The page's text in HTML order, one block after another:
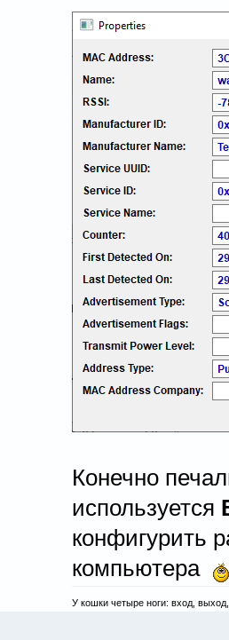
Конечно
используется
конфигурить
компьютера
У кошки четыре ноги: вход,